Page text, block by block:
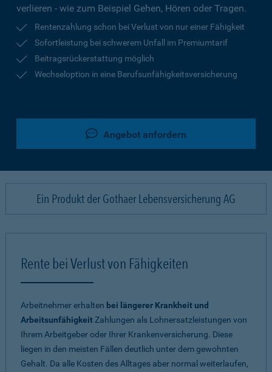
verlieren - wie zum Beispiel Gehen, Hören oder Tragen.
Rentenzahlung schon bei Verlust von nur einer Fähigkeit
Sofortleistung bei schwerem Unfall im Premiumtarif
Beitragsrückerstattung möglich
Wechseloption in eine Berufsunfähigkeitsversicherung
Angebot anfordern
Ein Produkt der Gothaer Lebensversicherung AG
Rente bei Verlust von Fähigkeiten
Arbeitnehmer erhalten bei längerer Krankheit und
ArbeitsunfähigkeitZahlungen als Lohnersatzleistungen von
Ihrem Arbeitgeber oder Ihrer Krankenversicherung. Diese
liegen in den meisten Fällen deutlich unter dem gewohnten
Gehalt. Da alle Kosten des Alltages aber normal weiterlaufen,